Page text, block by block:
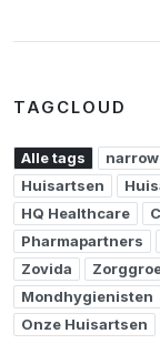
TAGCLOUD
Alle tags
Huisartsen
HQ Healthcare
Pharmapartners
Zovida
Mondhygienisten
Onze Huisartsen